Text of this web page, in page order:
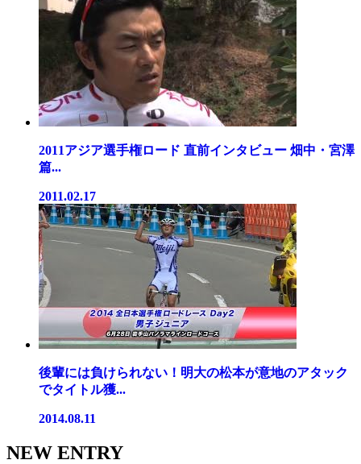
2011アジア選手権ロード 直前インタビュー 畑中・宮澤
篇...
2011.02.17
後輩には負けられない！明大の松本が意地のアタック
でタイトル獲...
2014.08.11
NEW ENTRY